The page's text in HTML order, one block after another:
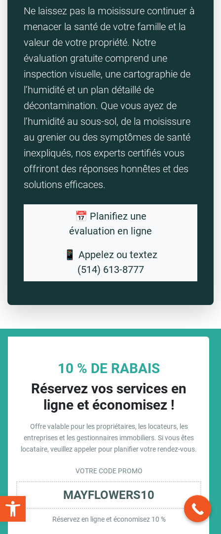
Ne laissez pas la moisissure continuer à
menacer la santé de votre famille et la
valeur de votre propriété. Notre
évaluation gratuite comprend une
inspection visuelle, une cartographie de
l’humidité et un plan détaillé de
décontamination. Que vous ayez de
l’humidité au sous-sol, de la moisissure
au grenier ou des symptômes de santé
inexpliqués, nos experts certifiés vous
offriront des réponses honnêtes et des
solutions efficaces.
📅 Planifiez une
évaluation en ligne
📱 Appelez ou textez
(514) 613-8777
10 % DE RABAIS
Réservez vos services en
ligne et économisez !
Offre valable pour les propriétaires, les locateurs, les
entreprises et les gestionnaires immobiliers. Si vous êtes
locataire, veuillez appeler pour planifier votre rendez-vous.
VOTRE CODE PROMO
MAYFLOWERS10
Réservez en ligne et économisez 10 %
Open toolbar